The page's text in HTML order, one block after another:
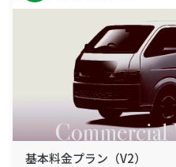
基本料金プラン（V2）